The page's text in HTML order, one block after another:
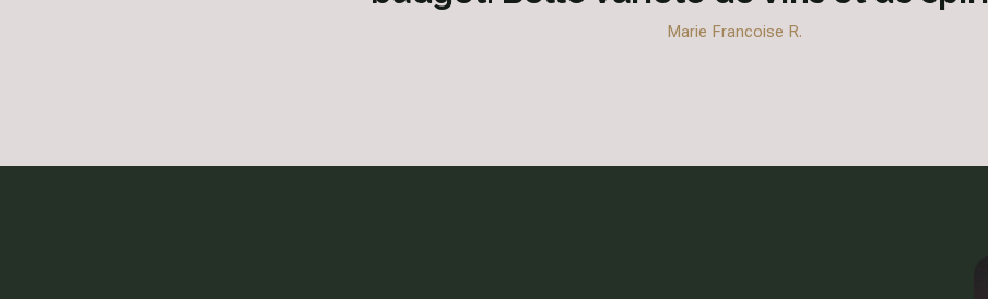
Laurence R.